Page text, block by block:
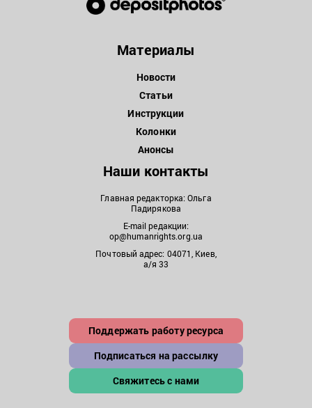
Материалы
Новости
Статьи
Инструкции
Колонки
Анонсы
Наши контакты
Главная редакторка: Ольга
Падирякова
E-mail редакции:
op@humanrights.org.ua
Почтовый адрес: 04071, Киев,
а/я 33
Поддержать работу ресурса
Подписаться на рассылку
Свяжитесь с нами